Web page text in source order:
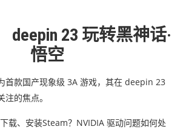
deepin 23 玩转黑神话·
悟空
首款国产现象级 3A 游戏，其在 deepin 23
注的焦点。
载、安装Steam？ NVIDIA 驱动问题如何处